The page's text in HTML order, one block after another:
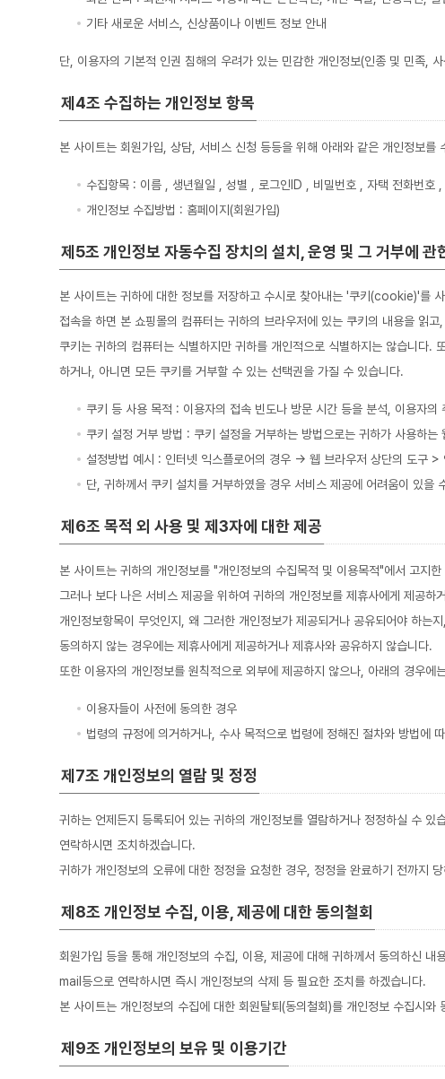
기타 새로운 서비스, 신상품이나 이벤트 정보 안내
단, 이용자의 기본적 인권 침해의 우려가 있는 민감한 개인정보(인종 및 민족,
제4조 수집하는 개인정보 항목
본 사이트는 회원가입, 상담, 서비스 신청 등등을 위해 아래와 같은 개인정보를
수집항목 : 이름 , 생년월일 , 성별 , 로그인ID , 비밀번호 , 자택 전화번
개인정보 수집방법 : 홈페이지(회원가입)
제5조 개인정보 자동수집 장치의 설치, 운영 및 그 거부에 관
본 사이트는 귀하에 대한 정보를 저장하고 수시로 찾아내는 '쿠키(cookie)'를
접속을 하면 본 쇼핑몰의 컴퓨터는 귀하의 브라우저에 있는 쿠키의 내용을 읽
쿠키는 귀하의 컴퓨터는 식별하지만 귀하를 개인적으로 식별하지는 않습니다
하거나, 아니면 모든 쿠키를 거부할 수 있는 선택권을 가질 수 있습니다.
쿠키 등 사용 목적 : 이용자의 접속 빈도나 방문 시간 등을 분석, 이용자
쿠키 설정 거부 방법 : 쿠키 설정을 거부하는 방법으로는 귀하가 사용하
설정방법 예시 : 인터넷 익스플로어의 경우 → 웹 브라우저 상단의 도구 >
단, 귀하께서 쿠키 설치를 거부하였을 경우 서비스 제공에 어려움이 있을
제6조 목적 외 사용 및 제3자에 대한 제공
본 사이트는 귀하의 개인정보를 "개인정보의 수집목적 및 이용목적"에서 고지
그러나 보다 나은 서비스 제공을 위하여 귀하의 개인정보를 제휴사에게 제공
개인정보항목이 무엇인지, 왜 그러한 개인정보가 제공되거나 공유되어야 하는
동의하지 않는 경우에는 제휴사에게 제공하거나 제휴사와 공유하지 않습니다.
또한 이용자의 개인정보를 원칙적으로 외부에 제공하지 않으나, 아래의 경우에
이용자들이 사전에 동의한 경우
법령의 규정에 의거하거나, 수사 목적으로 법령에 정해진 절차와 방법에
제7조 개인정보의 열람 및 정정
귀하는 언제든지 등록되어 있는 귀하의 개인정보를 열람하거나 정정하실 수
연락하시면 조치하겠습니다.
귀하가 개인정보의 오류에 대한 정정을 요청한 경우, 정정을 완료하기 전까지
제8조 개인정보 수집, 이용, 제공에 대한 동의철회
회원가입 등을 통해 개인정보의 수집, 이용, 제공에 대해 귀하께서 동의하신
mail등으로 연락하시면 즉시 개인정보의 삭제 등 필요한 조치를 하겠습니다.
본 사이트는 개인정보의 수집에 대한 회원탈퇴(동의철회)를 개인정보 수집시
제9조 개인정보의 보유 및 이용기간